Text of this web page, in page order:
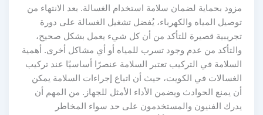
مزود بحماية لضمان سلامة استخدام الغسالة. بعد الانتهاء من
توصيل المياه والكهرباء، يُفضل تشغيل الغسالة على دورة
تجريبية قصيرة للتأكد من أن كل شيء يعمل بشكل صحيح،
والتأكد من عدم وجود تسرب للمياه أو أي مشاكل أخرى. أهمية
السلامة في التركيب تعتبر السلامة عنصرًا أساسيًا عند تركيب
الغسالات في الكويت، حيث أن اتباع إجراءات السلامة يمكن
أن يمنع الحوادث ويضمن الأداء الأمثل للجهاز. من المهم أن
يدرك الفنيون والمستخدمون على حد سواء المخاطر